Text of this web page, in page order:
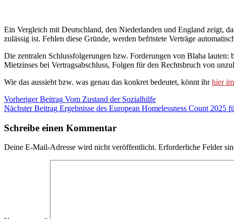
Ein Vergleich mit Deutschland, den Niederlanden und England zeigt,
zulässig ist. Fehlen diese Gründe, werden befristete Verträge
Die zentralen Schlussfolgerungen bzw. Forderungen von Blaha
Mietzinses bei Vertragsabschluss, Folgen für den Rechtsbruch von
Wie das aussieht bzw. was genau das konkret bedeutet, könnt ihrhier
Kategorie:
Blog
Beitragsnavigation
Vorheriger Beitrag Vom Zustand der Sozialhilfe
Nächster Beitrag Ergebnisse des European Homelessness Count 2025
Schreibe einen Kommentar
Deine E-Mail-Adresse wird nicht veröffentlicht. Erforderliche Felder